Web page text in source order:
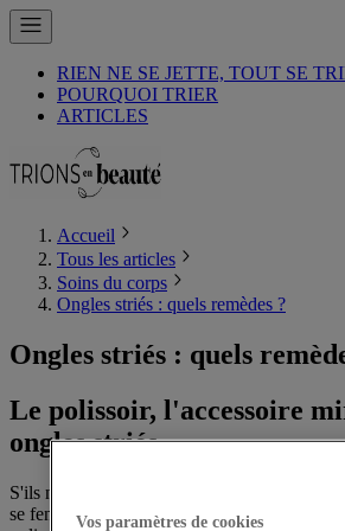
RIEN NE SE JETTE, TOUT SE
POURQUOI TRIER
ARTICLES
Accueil
Tous les articles
Soins du corps
Ongles striés : quels remèdes ?
Ongles striés : quels
Le polissoir, l'accessoire
ongles striés
S'ils ne sont pas rapidement traités, les
se fendiller et se casser. Il est recommandé
Vos paramètres de cookies